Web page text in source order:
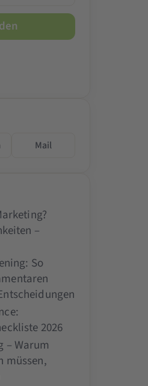
Mail
–
So
2026
– Warum
müssen,